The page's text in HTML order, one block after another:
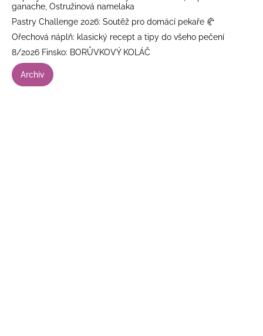
ganache, Ostružinová namelaka
Pastry Challenge 2026: Soutěž pro domácí pekaře 🥐
Ořechová náplň: klasický recept a tipy do všeho pečení
8/2026 Finsko: BORŮVKOVÝ KOLÁČ
Archiv